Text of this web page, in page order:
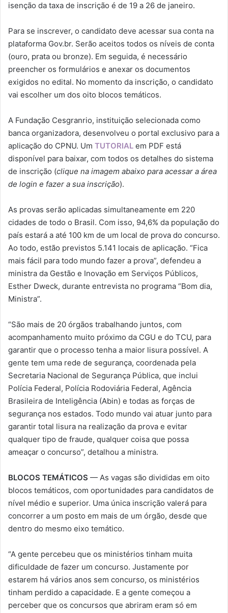
isenção da taxa de inscrição é de 19 a 26 de janeiro.
Para se inscrever, o candidato deve acessar sua conta na
plataforma Gov.br. Serão aceitos todos os níveis de conta
(ouro, prata ou bronze). Em seguida, é necessário
preencher os formulários e anexar os documentos
exigidos no edital. No momento da inscrição, o candidato
vai escolher um dos oito blocos temáticos.
A Fundação Cesgranrio, instituição selecionada como
banca organizadora, desenvolveu o portal exclusivo para a
aplicação do CPNU. Um TUTORIAL em PDF está
disponível para baixar, com todos os detalhes do sistema
de inscrição (clique na imagem abaixo para acessar a área
de login e fazer a sua inscrição).
As provas serão aplicadas simultaneamente em 220
cidades de todo o Brasil. Com isso, 94,6% da população do
país estará a até 100 km de um local de prova do concurso.
Ao todo, estão previstos 5.141 locais de aplicação. “Fica
mais fácil para todo mundo fazer a prova”, defendeu a
ministra da Gestão e Inovação em Serviços Públicos,
Esther Dweck, durante entrevista no programa “Bom dia,
Ministra”.
“São mais de 20 órgãos trabalhando juntos, com
acompanhamento muito próximo da CGU e do TCU, para
garantir que o processo tenha a maior lisura possível. A
gente tem uma rede de segurança, coordenada pela
Secretaria Nacional de Segurança Pública, que inclui
Polícia Federal, Polícia Rodoviária Federal, Agência
Brasileira de Inteligência (Abin) e todas as forças de
segurança nos estados. Todo mundo vai atuar junto para
garantir total lisura na realização da prova e evitar
qualquer tipo de fraude, qualquer coisa que possa
ameaçar o concurso”, detalhou a ministra.
BLOCOS TEMÁTICOS — As vagas são divididas em oito
blocos temáticos, com oportunidades para candidatos de
nível médio e superior. Uma única inscrição valerá para
concorrer a um posto em mais de um órgão, desde que
dentro do mesmo eixo temático.
“A gente percebeu que os ministérios tinham muita
dificuldade de fazer um concurso. Justamente por
estarem há vários anos sem concurso, os ministérios
tinham perdido a capacidade. E a gente começou a
perceber que os concursos que abriram eram só em